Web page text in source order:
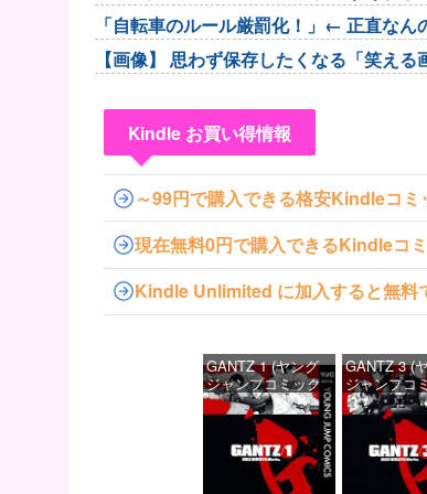
「自転車のルール厳罰化！」← 正直な
【画像】 思わず保存したくなる「笑え
Kindle お買い得情報
～99円で購入できる格安Kindleコミ
現在無料0円で購入できるKindleコ
Kindle Unlimited に加入すると無料
GANTZ 1 (ヤング
ジャンプコミック
スDIGITAL)
価格：¥100
GANTZ 3 (
ジャンプコ
スDIGITAL)
価